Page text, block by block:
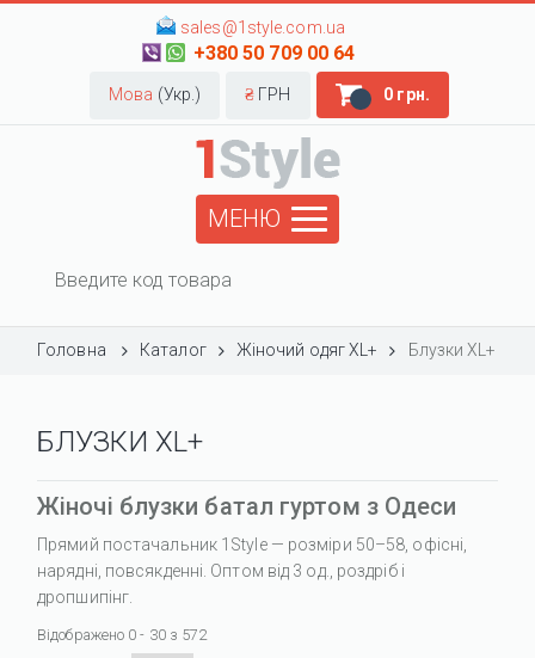
sales@1style.com.ua
+380 50 709 00 64
Мова (Укр.) ₴ ГРН 0 грн.
МЕНЮ
Головна Каталог Жіночий одяг XL+ Блузки XL+
БЛУЗКИ XL+
Жіночі блузки батал гуртом з Одеси
Прямий постачальник 1Style — розміри 50–58, офісні,
нарядні, повсякденні. Оптом від 3 од., роздріб і
дропшипінг.
Відображено 0 - 30 з 572